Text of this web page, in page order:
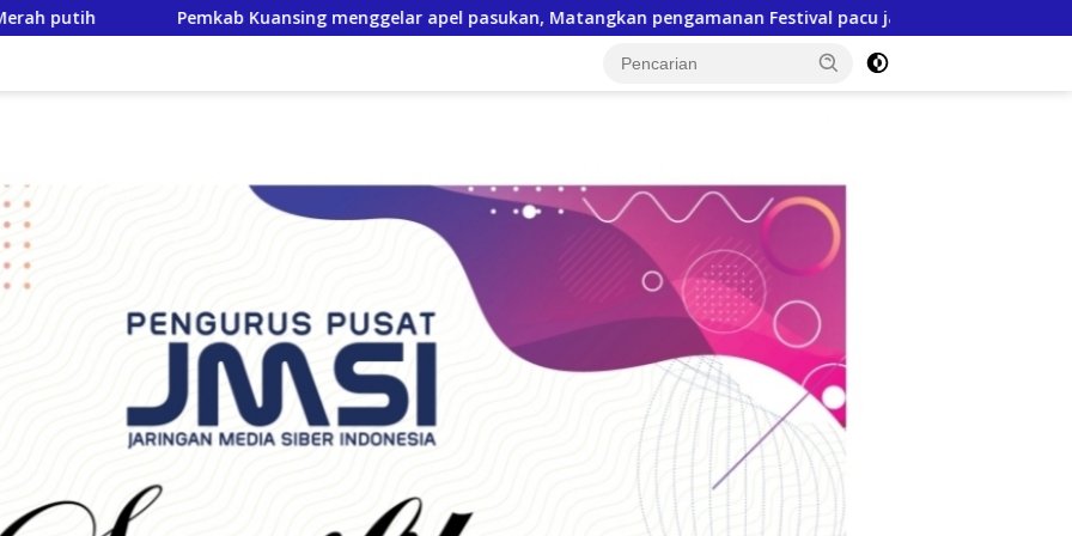
menggelar apel pasukan, Matangkan pengamanan Festival pacu jalur 2026 Tindak Lanjuti MoU, SPR Pertemukan